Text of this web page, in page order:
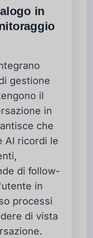
in
gestione
il
in
che
AI ricordi le
di follow-
in
processi
di vista